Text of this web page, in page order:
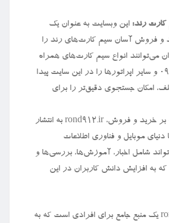
کارت رند: این وبسایت به عنوان یک
و فروش آسان سیم کارت‌های رند را
می‌توانند انواع سیم کارت‌های همراه
اول با کدهای مختلف ۰۹۱۲ و سایر اپراتورها را در این سایت پیدا
امکان جستجوی دقیق‌تر را برای
علاوه بر خرید و فروش، rond912.ir به انتشار
موبایل و فناوری اطلاعات
شامل اخبار، آموزش‌ها، بررسی‌ها و
به افزایش دانش کاربران در این
به طور خلاصه، rond912.ir یک منبع جامع برای افرادی است که به